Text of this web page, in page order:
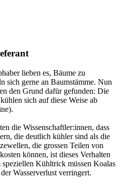
lieben es, Bäume zu
sich gerne an Baumstämme. Nun
den Grund dafür gefunden: Die
sich auf diese Weise ab
die Wissenschaftler:innen, dass
die deutlich kühler sind als die
die grossen Teilen von
können, ist dieses Verhalten
Kühltrick müssen Koalas
Wasserverlust verringert.